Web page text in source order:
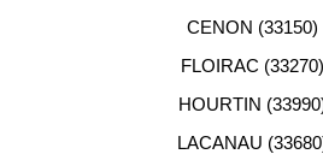
CENON (33150)
FLOIRAC (33270)
HOURTIN
LACANAU